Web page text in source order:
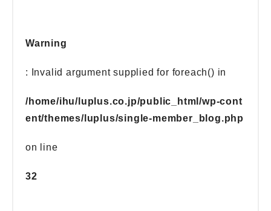
Warning
: Invalid argument supplied for foreach() in
/home/ihu/luplus.co.jp/public_html/wp-cont
ent/themes/luplus/single-member_blog.php
on line
32